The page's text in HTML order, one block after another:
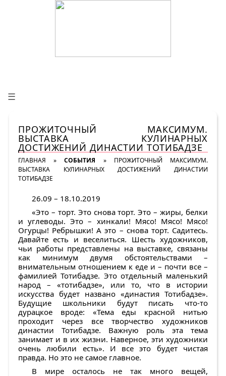
☰
ПРОЖИТОЧНЫЙ МАКСИМУМ.
ВЫСТАВКА КУЛИНАРНЫХ
ДОСТИЖЕНИЙ ДИНАСТИИ ТОТИБАДЗЕ
ГЛАВНАЯ »СОБЫТИЯ » ПРОЖИТОЧНЫЙ МАКСИМУМ.
ВЫСТАВКА КУЛИНАРНЫХ ДОСТИЖЕНИЙ ДИНАСТИИ
ТОТИБАДЗЕ
26.09 – 18.10.2019
«Это – торт. Это снова торт. Это – жиры, белки
и углеводы. Это – хинкали! Мясо! Мясо! Мясо!
Огурцы! Ребрышки! А это – снова торт. Садитесь.
Давайте есть и веселиться. Шесть художников,
чьи работы представлены на выставке, связаны
как минимум двумя обстоятельствами –
внимательным отношением к еде и – почти все –
фамилией Тотибадзе. Это отдельный маленький
народ – «тотибадзе», или то, что в истории
искусства будет названо «династия Тотибадзе».
Будущие школьники будут писать что-то
дурацкое вроде: «Тема еды красной нитью
проходит через все творчество художников
династии Тотибадзе. Важную роль эта тема
занимает и в их жизни. Наверное, эти художники
очень любили есть». И все это будет чистая
правда. Но это не самое главное.
В мире осталось не так много вещей,